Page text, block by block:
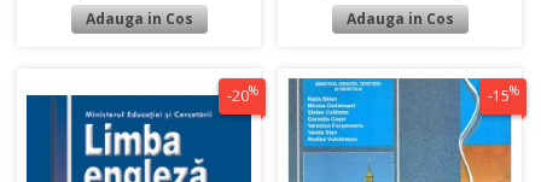
-20% -15%